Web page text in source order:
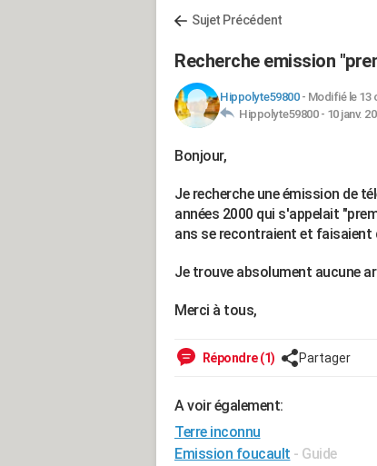
Sujet Précédent
Recherche emission
Hippolyte59800- Modifié le 13
Hippolyte59800 - 10 janv.
Bonjour,
Je recherche une émission de
années 2000 qui s'appelait
ans se recontraient et faisaient
Je trouve absolument aucune
Merci à tous,
Répondre (1) Partager
A voir également:
Terre inconnu
Emission foucault - Guide